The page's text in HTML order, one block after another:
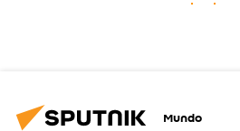
Mundo